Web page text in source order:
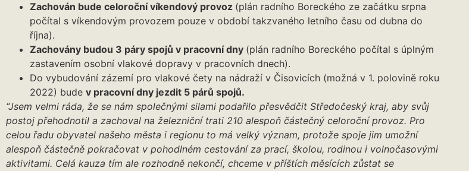
Zachován bude celoroční víkendový provoz (plán radního Boreckého ze začátku srpna
počítal s víkendovým provozem pouze v období takzvaného letního času od dubna do
října).
Zachovány budou 3 páry spojů v pracovní dny (plán radního Boreckého počítal s úplným
zastavením osobní vlakové dopravy v pracovních dnech).
Do vybudování zázemí pro vlakové čety na nádraží v Čisovicích (možná v 1. polovině roku
2022) bude v pracovní dny jezdit 5 párů spojů.
“Jsem velmi ráda, že se nám společnými silami podařilo přesvědčit Středočeský kraj, aby svůj
postoj přehodnotil a zachoval na železniční trati 210 alespoň částečný celoroční provoz. Pro
celou řadu obyvatel našeho města i regionu to má velký význam, protože spoje jim umožní
alespoň částečně pokračovat v pohodlném cestování za prací, školou, rodinou i volnočasovými
aktivitami. Celá kauza tím ale rozhodně nekončí, chceme v příštích měsících zůstat se